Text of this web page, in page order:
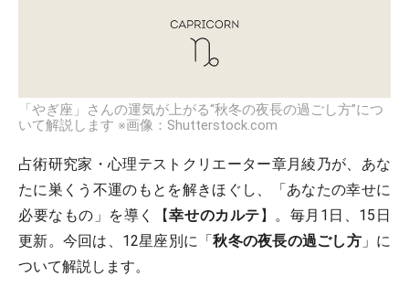
「やぎ座」さんの運気が上がる“秋冬の夜長の過ごし方”につ
いて解説します ※画像：Shutterstock.com
占術研究家・心理テストクリエーター章月綾乃が、あな
たに巣くう不運のもとを解きほぐし、「あなたの幸せに
必要なもの」を導く【幸せのカルテ】。毎月1日、15日
更新。今回は、12星座別に「秋冬の夜長の過ごし方」に
ついて解説します。